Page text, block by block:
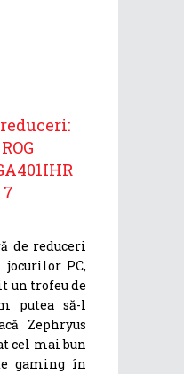
de reduceri
jocurilor PC,
un trofeu de
putea să-l
Zephryus
cel mai bun
gaming în